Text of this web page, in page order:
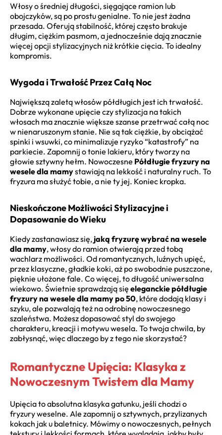
Włosy o średniej długości, sięgające ramion lub
obojczyków, są po prostu genialne. To nie jest żadna
przesada. Oferują stabilność, której często brakuje
długim, ciężkim pasmom, a jednocześnie dają znacznie
więcej opcji stylizacyjnych niż krótkie cięcia. To idealny
kompromis.
Wygoda i Trwałość Przez Całą Noc
Największą zaletą włosów półdługich jest ich trwałość.
Dobrze wykonane upięcie czy stylizacja na takich
włosach ma znacznie większe szanse przetrwać całą noc
w nienaruszonym stanie. Nie są tak ciężkie, by obciążać
spinki i wsuwki, co minimalizuje ryzyko “katastrofy” na
parkiecie. Zapomnij o tonie lakieru, który tworzy na
głowie sztywny hełm. Nowoczesne Półdługie fryzury na
wesele dla mamystawiają na lekkość i naturalny ruch. To
fryzura ma służyć tobie, a nie ty jej. Koniec kropka.
Nieskończone Możliwości Stylizacyjne i
Dopasowanie do Wieku
Kiedy zastanawiasz się, jaką fryzurę wybrać na wesele
dla mamy, włosy do ramion otwierają przed tobą
wachlarz możliwości. Od romantycznych, luźnych upięć,
przez klasyczne, gładkie koki, aż po swobodnie puszczone,
pięknie ułożone fale. Co więcej, to długość uniwersalna
wiekowo. Świetnie sprawdzają się eleganckie półdługie
fryzury na wesele dla mamy po 50, które dodają klasy i
szyku, ale pozwalają też na odrobinę nowoczesnego
szaleństwa. Możesz dopasować styl do swojego
charakteru, kreacji i motywu wesela. To twoja chwila, by
zabłysnąć, więc dlaczego by z tego nie skorzystać?
Romantyczne Upięcia: Klasyka z
Nowoczesnym Twistem dla Mamy
Upięcia to absolutna klasyka gatunku, jeśli chodzi o
fryzury weselne. Ale zapomnij o sztywnych, przylizanych
kokach jak u baletnicy. Mówimy o nowoczesnych, pełnych